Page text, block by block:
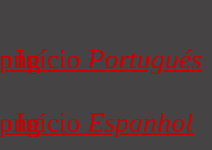
Início Portugués
Início Espanhol